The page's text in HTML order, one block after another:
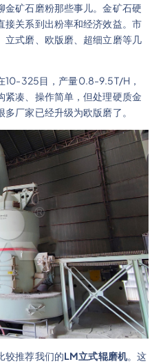
金矿石磨粉那些事儿。金矿石硬
接关系到出粉率和经济效益。市
立式磨、欧版磨、超细立磨等几
10-325目，产量0.8-9.5T/H，
紧凑、操作简单，但处理硬质金
厂家已经升级为欧版磨了。
较推荐我们的LM立式辊磨机。这